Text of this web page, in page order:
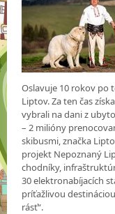
Oslavuje 10 rokov po
Liptov. Za ten čas
vybrali na dani z
– 2 milióny
skibusmi, značka
projekt Nepoznaný
chodníky,
30 elektronabíjacích
príťažlivou
rásť“.